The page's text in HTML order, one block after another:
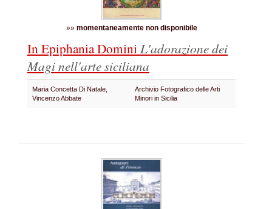
»» momentaneamente non disponibile
In Epiphania DominiL'adorazione dei
Magi nell'arte siciliana
Maria Concetta Di Natale,
Vincenzo Abbate
Archivio Fotografico delle Arti
Minori in Sicilia